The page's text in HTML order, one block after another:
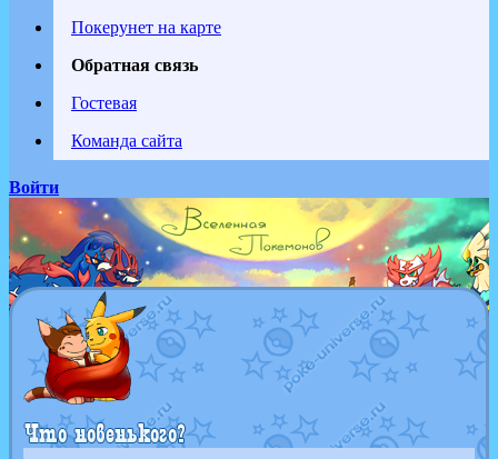
Покерунет на карте
Обратная связь
Гостевая
Команда сайта
Войти